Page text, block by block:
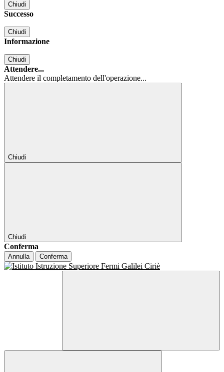
Chiudi
Successo
Chiudi
Informazione
Chiudi
Attendere...
Attendere il completamento dell'operazione...
Chiudi
Chiudi
Conferma
Annulla Conferma